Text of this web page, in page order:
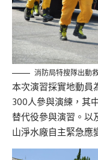
消防局特搜隊出動
本次演習採實地動員
300人參與演練，其
替代役參與演習。以
山淨水廠自主緊急應